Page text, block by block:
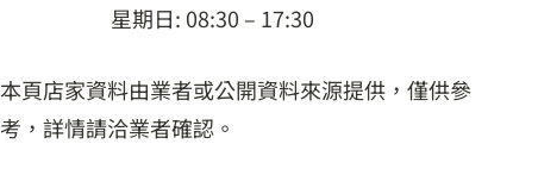
星期日: 08:30 – 17:30
本頁店家資料由業者或公開資料來源提供，僅供參
考，詳情請洽業者確認。